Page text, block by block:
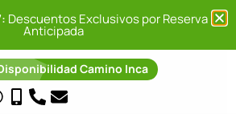
Camino Inca
Descuentos Exclusivos por Reserva
Anticipada